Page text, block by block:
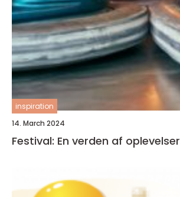
inspiration
14. March 2024
Festival: En verden af oplevelser